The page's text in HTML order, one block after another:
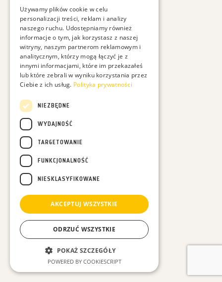
Plany
W mediach
O mnie
Kontakt
Podając swój adres e-mail wyrażasz zgodę na otrzymywanie ode mnie maili dotyczących
marketingowych dotyczących sprzedaży moich produktów np. kalendarzy - Całą politykę
Używamy plików cookie w celu
personalizacji treści, reklam i analizy
naszego ruchu. Udostępniamy również
informacje o tym, jak korzystasz z naszej
witryny, naszym partnerom reklamowym i
analitycznym, którzy mogą łączyć je z
innymi informacjami, które im przekazałeś
lub które zebrali w wyniku korzystania przez
Ciebie z ich usług. Polityka prywatności
NIEZBĘDNE
WYDAJNOŚĆ
TARGETOWANIE
FUNKCJONALNOŚĆ
NIESKLASYFIKOWANE
AKCEPTUJ WSZYSTKIE
ODRZUĆ WSZYSTKIE
POKAŻ SZCZEGÓŁY
POWERED BY COOKIESCRIPT